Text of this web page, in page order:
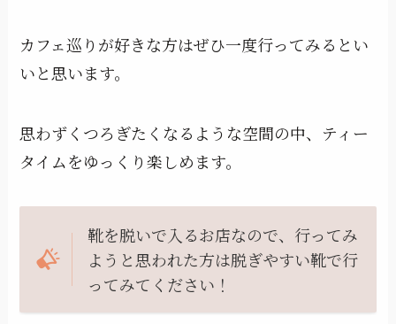
カフェ巡りが好きな方はぜひ一度行ってみるとい
いと思います。
思わずくつろぎたくなるような空間の中、ティー
タイムをゆっくり楽しめます。
靴を脱いで入るお店なので、行ってみ
ようと思われた方は脱ぎやすい靴で行
ってみてください！